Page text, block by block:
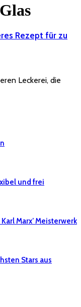
Rezept für zu
Leckerei, die
und frei
Marx’ Meisterwerk
Stars aus